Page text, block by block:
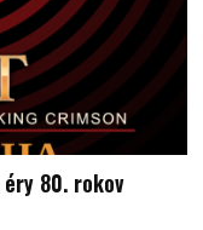
éry 80. rokov